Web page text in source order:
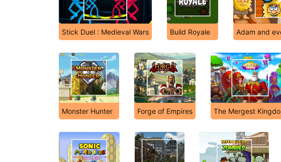
Stick Duel : Medieval Wars Build Royale Adam and
Monster Hunter Forge of Empires The Mergest